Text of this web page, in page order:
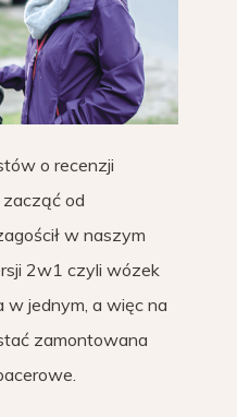
o recenzji
od
w naszym
2w1 czyli wózek
w jednym, a więc na
zamontowana